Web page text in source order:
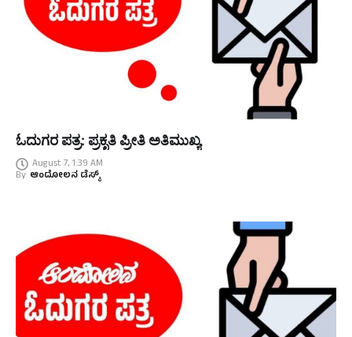
ಓದುಗರ ಪತ್ರ: ಪ್ರಕೃತಿ ಪ್ರೀತಿ ಅತಿಮುಖ್ಯ
August 7, 1:39 AM
By ಆಂದೋಲನ ಡೆಸ್ಕ್